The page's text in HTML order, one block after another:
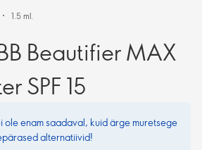
Beautifier MAX
SPF 15
1.5 ml.
ole enam saadaval, kuid ärge muretsege
alternatiivid!